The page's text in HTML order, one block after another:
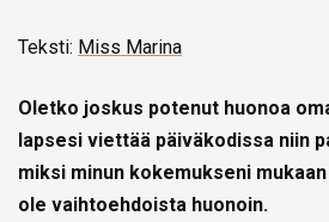
Teksti: Miss Marina
Oletko joskus potenut huonoa
lapsesi viettää päiväkodissa niin
miksi minun kokemukseni
ole vaihtoehdoista huonoin.